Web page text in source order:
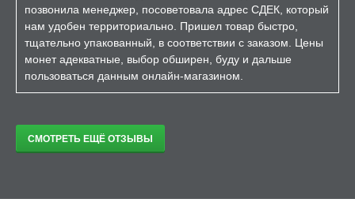
позвонила менеджер, посоветовала адрес СДЕК, который
нам удобен территориально. Пришел товар быстро,
тщательно упакованный, в соответствии с заказом. Цены
монет адекватные, выбор обширен, буду и дальше
пользоваться данным онлайн-магазином.
СМОТРЕТЬ ЕЩЁ ОТЗЫВЫ